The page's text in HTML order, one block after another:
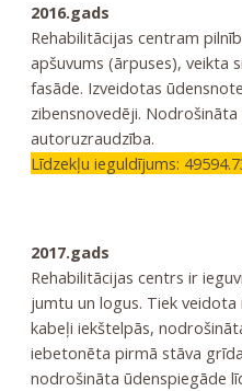
2016.gads
Rehabilitācijas centram
apšuvums (ārpuses), veikta
fasāde. Izveidotas
zibensnovedēji.
autoruzraudzība.
Līdzekļu ieguldījums:
2017.gads
Rehabilitācijas centrs ir
jumtu un logus. Tiek
kabeļi iekštelpās,
iebetonēta pirmā stāva
nodrošināta ūdenspiegāde